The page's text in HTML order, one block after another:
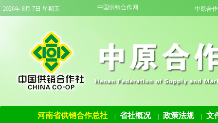
2026年 8月 7日 星期五 中国供销合作网 中原合
河南省供销合作总社 省社概况 政策法规 文